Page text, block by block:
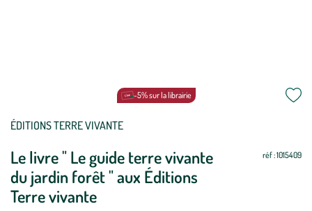
-5% sur la librairie
ÉDITIONS TERRE VIVANTE
Le livre " Le guide terre vivante
du jardin forêt " aux Éditions
Terre vivante
réf : 1015409
Mettre
jour
Mettre